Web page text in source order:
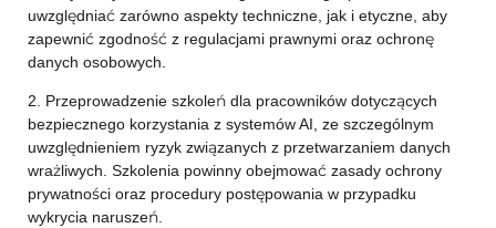
uwzględniać zarówno aspekty techniczne, jak i etyczne, aby
zapewnić zgodność z regulacjami prawnymi oraz ochronę
danych osobowych.
2. Przeprowadzenie szkoleń dla pracowników dotyczących
bezpiecznego korzystania z systemów AI, ze szczególnym
uwzględnieniem ryzyk związanych z przetwarzaniem danych
wrażliwych. Szkolenia powinny obejmować zasady ochrony
prywatności oraz procedury postępowania w przypadku
wykrycia naruszeń.